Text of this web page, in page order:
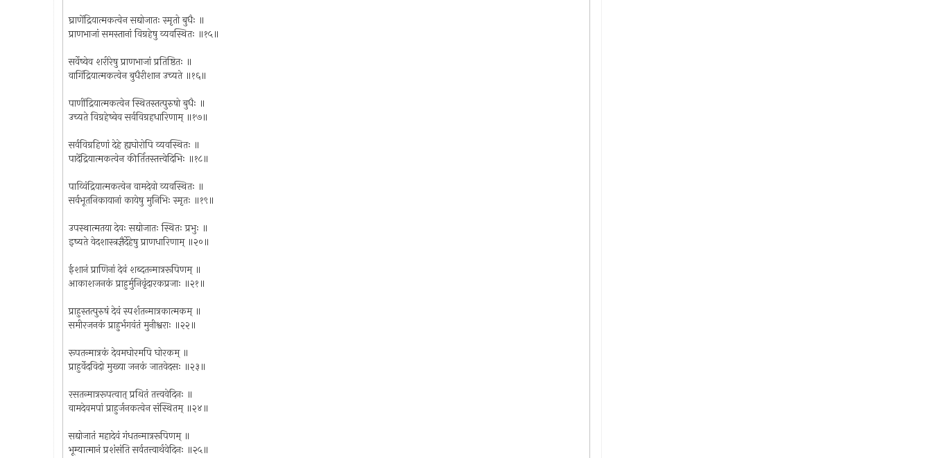
घ्राणेंद्रियात्मकत्वेन सद्योजातः स्मृतो बुधैः ॥
प्राणभाजां समस्तानां विग्रहेषु व्यवस्थितः ॥१५॥
सर्वेष्वेव शरीरेषु प्राणभाजां प्रतिष्ठितः ॥
वागिंद्रियात्मकत्वेन बुधैरीशान उच्यते ॥१६॥
पाणींद्रियात्मकत्वेन स्थितस्तत्पुरुषो बुधैः ॥
उच्यते विग्रहेष्वेव सर्वविग्रहधारिणाम् ॥१७॥
सर्वविग्रहिणां देहे ह्यघोरोपि व्यवस्थितः ॥
पादेंद्रियात्मकत्वेन कीर्तितस्तत्त्वेदिभिः ॥१८॥
पाय्विंद्रियात्मकत्वेन वामदेवो व्यवस्थितः ॥
सर्वभूतनिकायानां कायेषु मुनिभिः स्मृतः ॥१९॥
उपस्थात्मतया देवः सद्योजातः स्थितः प्रभुः ॥
इष्यते वेदशास्त्रज्ञैर्देहेषु प्राणधारिणाम् ॥२०॥
ईशानं प्राणिनां देवं शब्दतन्मात्ररूपिणम् ॥
आकाशजनकं प्राहुर्मुनिवृंदारकप्रजाः ॥२१॥
प्राहुस्तत्पुरुषं देवं स्पर्शतन्मात्रकात्मकम् ॥
समीरजनकं प्राहुर्भगवंतं मुनीश्वराः ॥२२॥
रूपतन्मात्रकं देवमघोरमपि घोरकम् ॥
प्राहुर्वेदविदो मुख्या जनकं जातवेदसः ॥२३॥
रसतन्मात्ररूपत्वात् प्रथितं तत्त्ववेदिनः ॥
वामदेवमपां प्राहुर्जनकत्वेन संस्थितम् ॥२४॥
सद्योजातं महादेवं गंधतन्मात्ररूपिणम् ॥
भूम्यात्मानं प्रशंसंति सर्वतत्त्वार्थवेदिनः ॥२५॥